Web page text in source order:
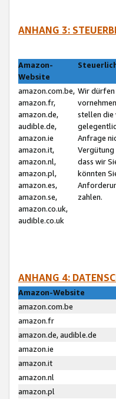
ANHANG 3:
Amazon-
Website
amazon.com.be,
amazon.fr,
amazon.de,
audible.de,
amazon.ie
amazon.it,
amazon.nl,
amazon.pl,
amazon.es,
amazon.se,
amazon.co.uk,
audible.co.uk
Wir dürfen
stellen die
Anfrage
Vergütung
dass wir
könnten
zahlen.
ANHANG 4:
Amazon-Website
amazon.com.be
amazon.fr
amazon.de, audible.de
amazon.ie
amazon.it
amazon.nl
amazon.pl